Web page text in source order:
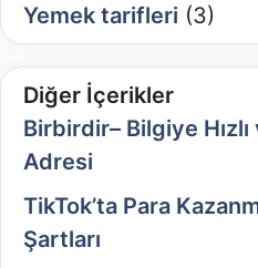
Yemek tarifleri (3)
Diğer İçerikler
Birbirdir– Bilgiye
Adresi
TikTok’ta Para
Şartları